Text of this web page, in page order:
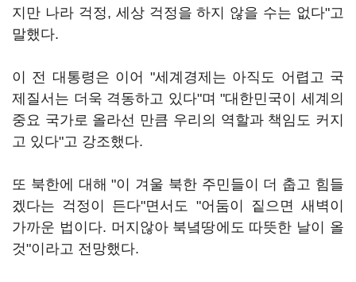
지만 나라 걱정, 세상 걱정을 하지 않을 수는 없다"고
말했다.
이 전 대통령은 이어 "세계경제는 아직도 어렵고 국
제질서는 더욱 격동하고 있다"며 "대한민국이 세계의
중요 국가로 올라선 만큼 우리의 역할과 책임도 커지
고 있다"고 강조했다.
또 북한에 대해 "이 겨울 북한 주민들이 더 춥고 힘들
겠다는 걱정이 든다"면서도 "어둠이 짙으면 새벽이
가까운 법이다. 머지않아 북녘땅에도 따뜻한 날이 올
것"이라고 전망했다.